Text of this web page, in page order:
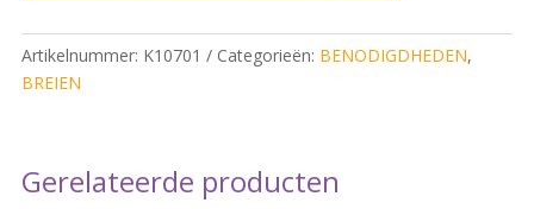
Artikelnummer: K10701 Categorieën: BENODIGDHEDEN,
BREIEN
Gerelateerde producten